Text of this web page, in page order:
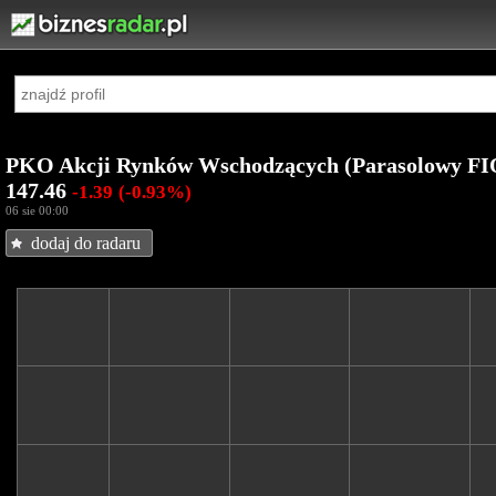
PKO Akcji Rynków Wschodzących (Parasolowy
147.46 -1.39 (-0.93%)
06 sie 00:00
dodaj do radaru